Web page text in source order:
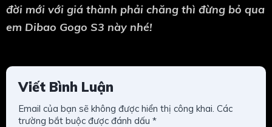
đời mới với giá thành phải chăng thì đừng bỏ qua
em Dibao Gogo S3 này nhé!
Viết Bình Luận
Email của bạn sẽ không được hiển thị công khai. Các
trường bắt buộc được đánh dấu *